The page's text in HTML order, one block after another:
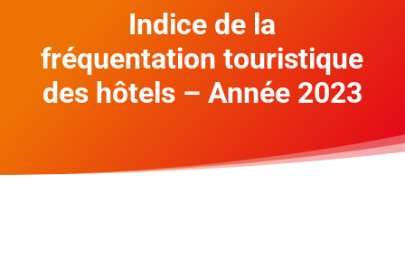
Indice de la
fréquentation touristique
des hôtels – Année 2023